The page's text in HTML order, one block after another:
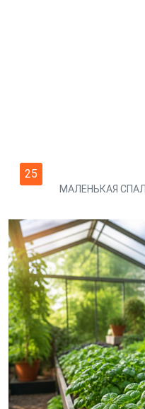
25
МАЛЕНЬКАЯ